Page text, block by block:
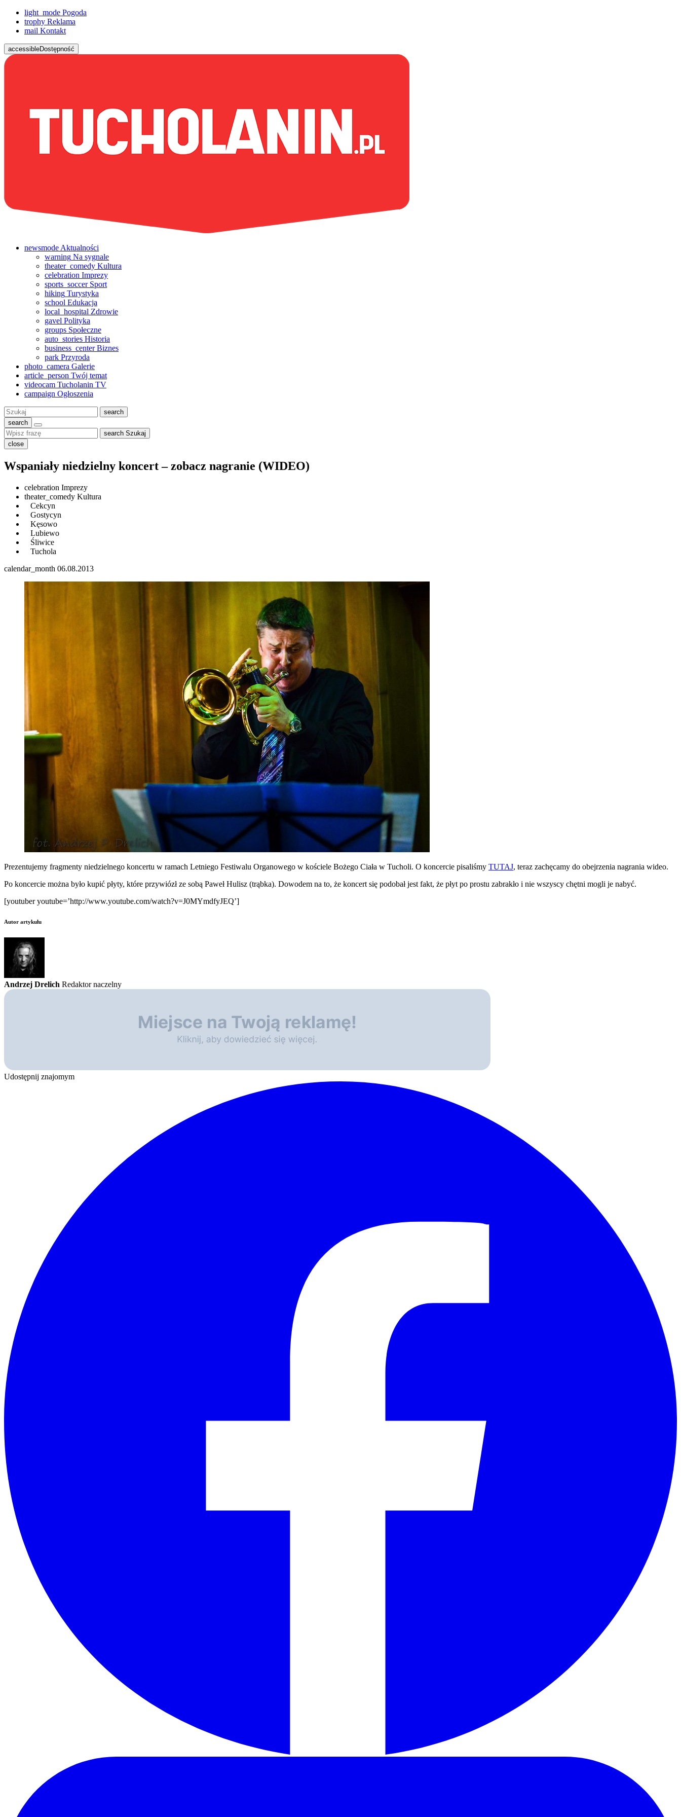
light_mode Pogoda
trophy Reklama
mail Kontakt
accessibleDostępność
newsmode Aktualności
warning Na sygnale
theater_comedy Kultura
celebration Imprezy
sports_soccerSport
hiking Turystyka
school Edukacja
local_hospital Zdrowie
gavel Polityka
groups Społeczne
auto_stories Historia
business_centerBiznes
park Przyroda
photo_camera Galerie
article_person Twój temat
videocam Tucholanin TV
campaign Ogłoszenia
Szukaj:
search
search
search Szukaj
close
Wspaniały niedzielny koncert – zobacz nagranie (WIDEO)
celebration Imprezy
theater_comedy Kultura
Cekcyn
Gostycyn
Kęsowo
Lubiewo
Śliwice
Tuchola
calendar_month 06.08.2013
Prezentujemy fragmenty niedzielnego koncertu w ramach Letniego Festiwalu Organowego w kościele Bożego Ciała w Tucholi. O koncercie pisaliśmy TUTAJ, teraz zachęcamy do obejrzenia nagrania wideo.
Po koncercie można było kupić płyty, które przywiózł ze sobą Paweł Hulisz (trąbka). Dowodem na to, że koncert się podobał jest fakt, że płyt po prostu zabrakło i nie wszyscy chętni mogli je nabyć.
[youtuber youtube=’http://www.youtube.com/watch?v=J0MYmdfyJEQ’]
Autor artykułu
Andrzej Drelich Redaktor naczelny
Udostępnij znajomym